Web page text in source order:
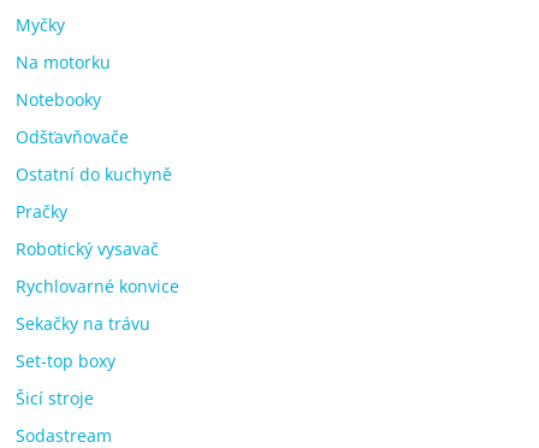
Myčky
Na motorku
Notebooky
Odšťavňovače
Ostatní do kuchyně
Pračky
Robotický vysavač
Rychlovarné konvice
Sekačky na trávu
Set-top boxy
Šicí stroje
Sodastream